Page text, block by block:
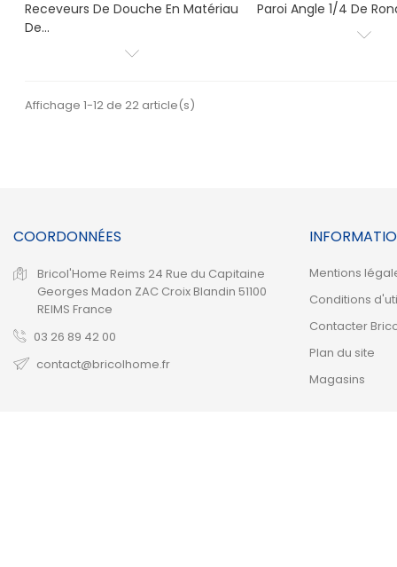
Receveurs De Douche En Matériau
De...
Paroi Angle 1/4 De
Affichage 1-12 de 22 article(s)
COORDONNÉES
Bricol'Home Reims 24 Rue du Capitaine
Georges Madon ZAC Croix Blandin 51100
REIMS France
03 26 89 42 00
contact@bricolhome.fr
Mentions
Conditions
Contacter
Plan du site
Magasins